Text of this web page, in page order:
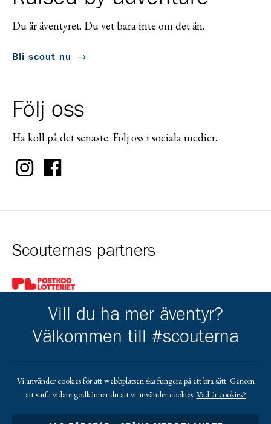
Du är äventyret. Du vet bara inte om det än.
Bli scout nu
Följ oss
Ha koll på det senaste. Följ oss i sociala medier.
Scouternas partners
Gå till pl_50
Kårens partners
Gå till https://www.netshirt.se/
Vill du ha mer äventyr?
Välkommen till #scouterna
Vi använder cookies för att webbplatsen ska fungera på ett bra sätt. Genom
att surfa vidare godkänner du att vi använder cookies. Vad är cookies?